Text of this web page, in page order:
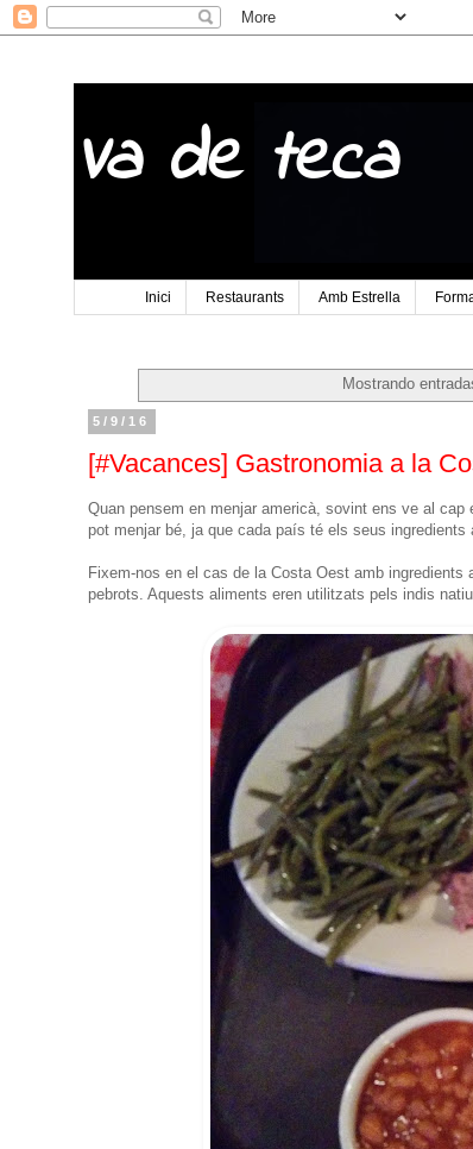
Va de teca
Inici Restaurants Amb Estrella
Mostrando
5/9/16
[#Vacances] Gastronomia a la
Quan pensem en menjar americà, sovint ens ve al
pot menjar bé, ja que cada país té els seus ingredients
Fixem-nos en el cas de la Costa Oest amb
pebrots. Aquests aliments eren utilitzats pels indis